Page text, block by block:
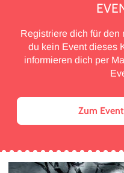
Registriere dich für den
du kein Event dieses
informieren dich per
Zum